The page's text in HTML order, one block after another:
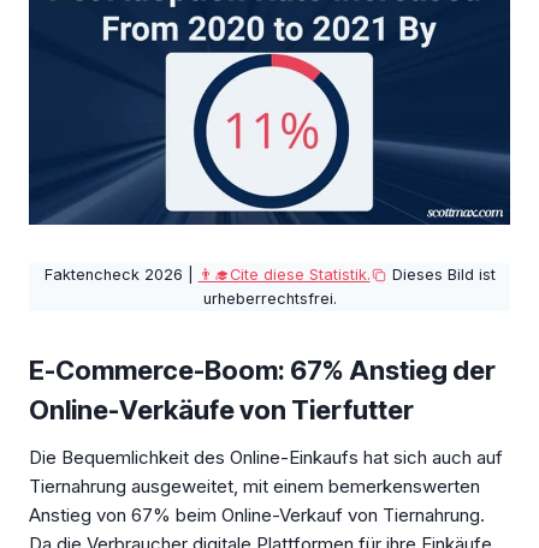
Faktencheck 2026 | 👨‍🎓Cite diese Statistik.
Dieses Bild ist
urheberrechtsfrei.
E-Commerce-Boom: 67% Anstieg der
Online-Verkäufe von Tierfutter
Die Bequemlichkeit des Online-Einkaufs hat sich auch auf
Tiernahrung ausgeweitet, mit einem bemerkenswerten
Anstieg von 67% beim Online-Verkauf von Tiernahrung.